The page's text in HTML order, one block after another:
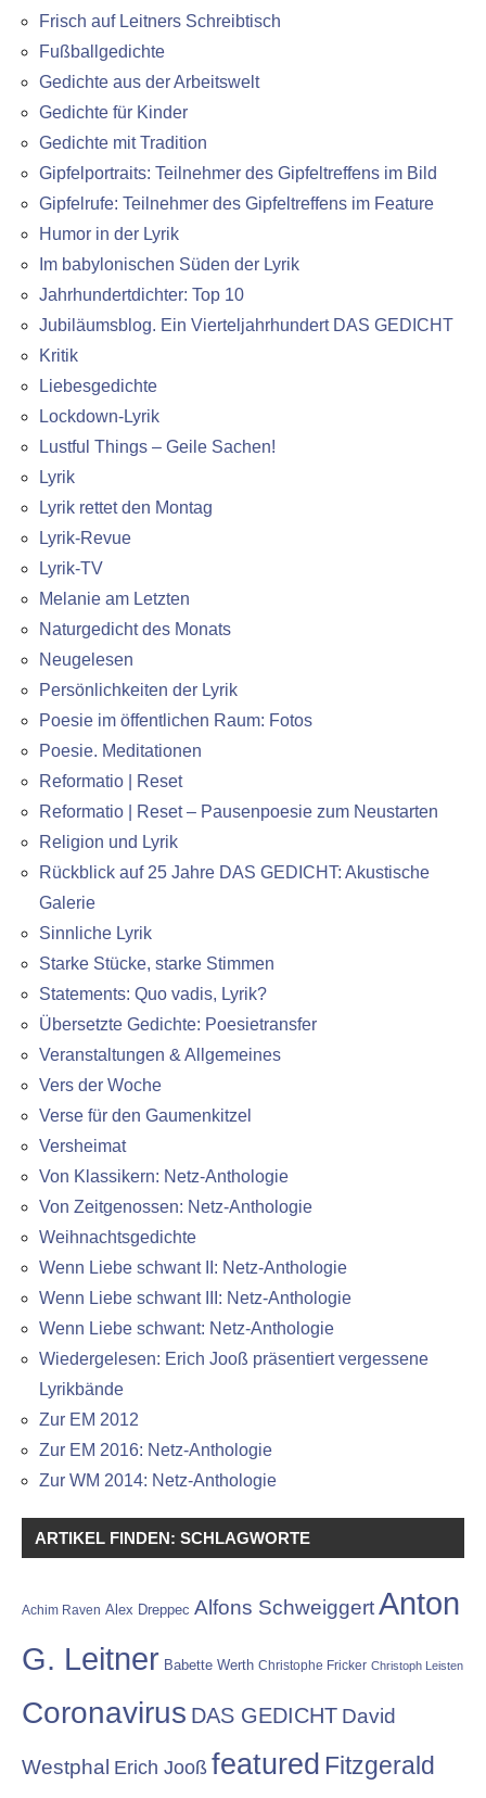
Frisch auf Leitners Schreibtisch
Fußballgedichte
Gedichte aus der Arbeitswelt
Gedichte für Kinder
Gedichte mit Tradition
Gipfelportraits: Teilnehmer des Gipfeltreffens im Bild
Gipfelrufe: Teilnehmer des Gipfeltreffens im Feature
Humor in der Lyrik
Im babylonischen Süden der Lyrik
Jahrhundertdichter: Top 10
Jubiläumsblog. Ein Vierteljahrhundert DAS GEDICHT
Kritik
Liebesgedichte
Lockdown-Lyrik
Lustful Things – Geile Sachen!
Lyrik
Lyrik rettet den Montag
Lyrik-Revue
Lyrik-TV
Melanie am Letzten
Naturgedicht des Monats
Neugelesen
Persönlichkeiten der Lyrik
Poesie im öffentlichen Raum: Fotos
Poesie. Meditationen
Reformatio | Reset
Reformatio | Reset – Pausenpoesie zum Neustarten
Religion und Lyrik
Rückblick auf 25 Jahre DAS GEDICHT: Akustische
Galerie
Sinnliche Lyrik
Starke Stücke, starke Stimmen
Statements: Quo vadis, Lyrik?
Übersetzte Gedichte: Poesietransfer
Veranstaltungen & Allgemeines
Vers der Woche
Verse für den Gaumenkitzel
Versheimat
Von Klassikern: Netz-Anthologie
Von Zeitgenossen: Netz-Anthologie
Weihnachtsgedichte
Wenn Liebe schwant II: Netz-Anthologie
Wenn Liebe schwant III: Netz-Anthologie
Wenn Liebe schwant: Netz-Anthologie
Wiedergelesen: Erich Jooß präsentiert vergessene
Lyrikbände
Zur EM 2012
Zur EM 2016: Netz-Anthologie
Zur WM 2014: Netz-Anthologie
ARTIKEL FINDEN: SCHLAGWORTE
Achim Raven Alex Dreppec Alfons SchweiggertAnton
G. Leitner Babette Werth Christophe Fricker Christoph Leisten
Coronavirus DAS GEDICHT David
Westphal Erich Jooß featured Fitzgerald